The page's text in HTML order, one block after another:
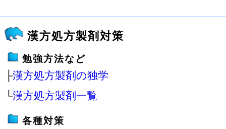
漢方処方製剤対策
勉強方法など
├漢方処方製剤の独学
└漢方処方製剤一覧
各種対策